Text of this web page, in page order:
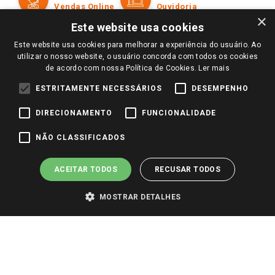
Perguntas frequentes
Trabalhe Conosco
Identidade Visual
Políticas de entrega
Trocas e Devoluções
Vendas Online
Ouvidoria
Redes Sociais
Pagamento e Segurança
×
Este website usa cookies
Este website usa cookies para melhorar a experiência do usuário. Ao
utilizar o nosso website, o usuário concorda com todos os cookies
de acordo com nossa Política de Cookies. Ler mais
ESTRITAMENTE NECESSÁRIOS DESEMPENHO
DIRECIONAMENTO FUNCIONALIDADE
NÃO CLASSIFICADOS
ACEITAR TODOS RECUSAR TODOS
MOSTRAR DETALHES